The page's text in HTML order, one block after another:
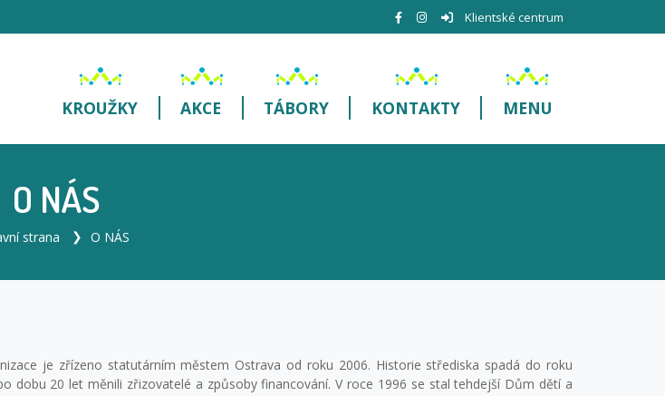
Klientské centrum
KROUŽKY AKCE TÁBORY KONTAKTY MENU
O NÁS
strana O NÁS
je zřízeno statutárním městem Ostrava od roku 2006. Historie střediska spadá do roku
dobu 20 let měnili zřizovatelé a způsoby financování. V roce 1996 se stal tehdejší Dům dětí a